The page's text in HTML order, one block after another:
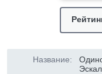
Название: